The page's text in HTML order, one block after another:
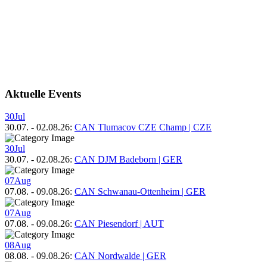
Aktuelle Events
30Jul
30.07. - 02.08.26: CAN Tlumacov CZE Champ | CZE
30Jul
30.07. - 02.08.26: CAN DJM Badeborn | GER
07Aug
07.08. - 09.08.26: CAN Schwanau-Ottenheim | GER
07Aug
07.08. - 09.08.26: CAN Piesendorf | AUT
08Aug
08.08. - 09.08.26: CAN Nordwalde | GER